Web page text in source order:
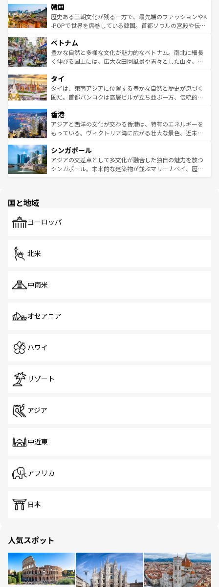
はコンテンツ一覧
いる。アクティビティも充実しており、サーフィンやダイ
ビング、ハイキングなど、アウトドア好きにはたまらな
い。オーストラリアの多彩な魅力を存分に味わいつくそ
参照してほしい。
ン）、静ひつな山岳地帯である台湾東部など、都市の喧騒
と山間の静けさが共存しており、訪れる人に新しい発見と
驚きをもたらしてくれる。また、奥深い台湾の食文化も魅
容にもいいと評判のスイーツなど、バラエティ豊かな料理
が味わえる。 なお、新着の台湾情報は コンテンツ一覧を参
照してほしい。
韓国
歴史ある王朝文化が残る一方で、最先端のファッションやK
-POPで世界を席巻している韓国。首都ソウルの宮殿や伝統
き、地方に足を延ばせば四季折々の自然美を楽しむことが
できる。そして、キムチや焼肉、絶品のストリートフード
まで、さまざまな韓国料理が待っている。夜には、韓国な
リティに包まれながら、韓国の多彩な魅力を心ゆくまで味
わってみてほしい。 なお、新着の韓国情報はコンテンツ一
覧を参照してほしい。
ベトナム
豊かな自然と多様な文化が魅力的なベトナム。南北に細長
く伸びる国土には、広大な田園風景や青々とした山々、世
急速な発展と共に伝統が息づく。ハノイの古い町並みやホ
ーチミン市のフランス統治時代の建物も、独特の雰囲気を
醸し出している。また、バラエティの豊かさとおいしさで
とつ。フォーやバインミー、ベトナムコーヒーなどは、ぜ
ひ現地で味わいたい。どの地域を訪れてもあたたかい人々
が旅行者を迎えてくれるので、きっと忘れられない旅にな
参照してほしい。
タイ
タイは、東南アジアに位置する豊かな自然と歴史が息づく
国だ。首都バンコクは高層ビルが立ち並ぶ一方、伝統的な
の活気が交差している。北部ではチェンマイなどの山岳地
帯で自然と触れ合い、南部ではプーケットやクラビの美し
いビーチでリゾート気分を楽しむことができる。タイ料理
激する。気候は一年中温暖で、どの季節にも異なる楽しみ
が待っている。親しみやすいタイの人々、仏教を中心とし
た文化、そして多様な観光資源が、訪れる旅人を魅了し続
香港
アジアと西洋の文化が交わる香港は、特有のエネルギーを
もっている。ヴィクトリア湾に広がる壮大な景色、近未来
み、どこを訪れても感動するはず。観光スポットが密集し
ており、効率よく見どころを回れるのも魅力。息をのむよ
うな絶景から文化的な体験まで、香港を存分に楽しみ尽く
シンガポール
アジアの交差点として多文化が融合した独自の魅力を放つ
シンガポール。未来的な建築物が並ぶマリーナベイ、歴史
で、ホーカーズは地元の風情を楽しめる外せないスポット
国と地域
ヨーロッパ
北米
中南米
オセアニア
ハワイ
リゾート
アジア
中近東
アフリカ
日本
人気スポット